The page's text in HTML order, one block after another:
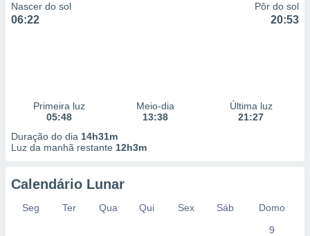
Nascer do sol
06:22
Pôr do sol
20:53
Primeira luz
05:48
Meio-dia
13:38
Última luz
21:27
Duração do dia 14h31m
Luz da manhã restante 12h3m
Calendário Lunar
Seg Ter Qua Qui Sex Sáb
Domo
9